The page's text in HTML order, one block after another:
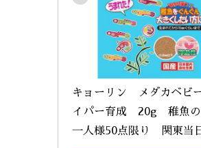
キョーリン　メダカベビ
イパー育成　20g　稚魚
一人様50点限り　関東当